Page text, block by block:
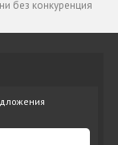
без конкуренция